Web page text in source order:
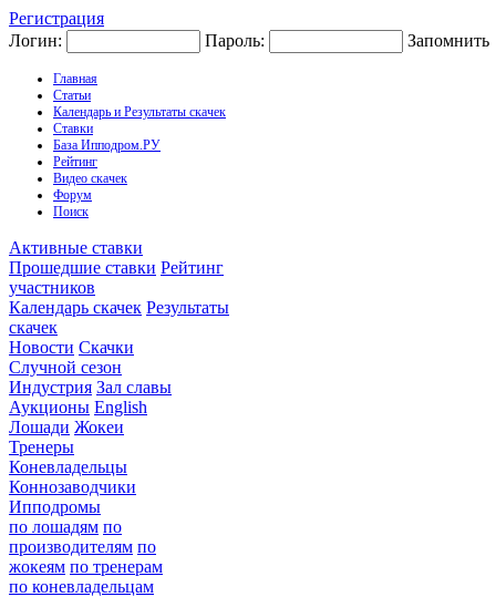
Регистрация
Логин:
Пароль: Запомнить
Главная
Статьи
Календарь и Результаты скачек
Ставки
База Ипподром.РУ
Рейтинг
Видео скачек
Форум
Поиск
Активные ставки
Прошедшие ставки Рейтинг
участников
Календарь скачек Результаты
скачек
Новости Скачки
Случной сезон
Индустрия Зал славы
Аукционы English
Лошади Жокеи
Тренеры
Коневладельцы
Коннозаводчики
Ипподромы
по лошадям по
производителям по
жокеям по тренерам
по коневладельцам